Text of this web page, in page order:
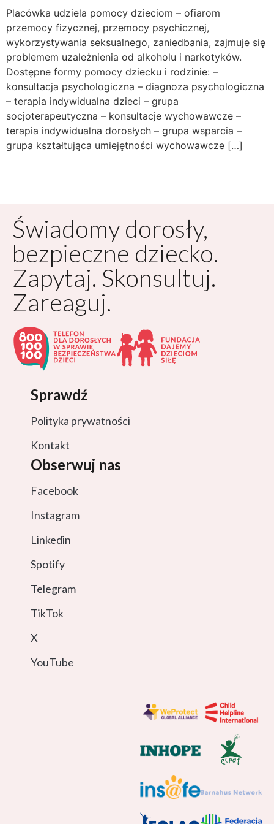
Placówka udziela pomocy dzieciom – ofiarom
przemocy fizycznej, przemocy psychicznej,
wykorzystywania seksualnego, zaniedbania, zajmuje się
problemem uzależnienia od alkoholu i narkotyków.
Dostępne formy pomocy dziecku i rodzinie: –
konsultacja psychologiczna – diagnoza psychologiczna
– terapia indywidualna dzieci – grupa
socjoterapeutyczna – konsultacje wychowawcze –
terapia indywidualna dorosłych – grupa wsparcia –
grupa kształtująca umiejętności wychowawcze […]
Świadomy dorosły,
bezpieczne dziecko.
Zapytaj. Skonsultuj.
Zareaguj.
Sprawdź
Polityka prywatności
Kontakt
Obserwuj nas
Facebook
Instagram
Linkedin
Spotify
Telegram
TikTok
X
YouTube